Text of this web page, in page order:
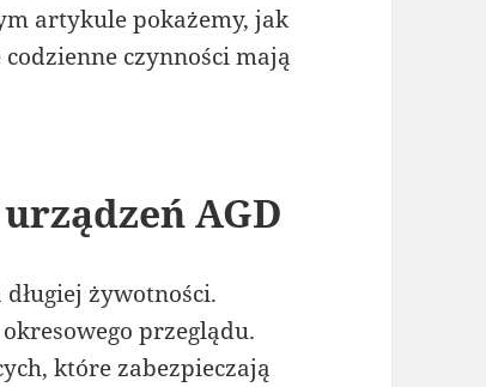
artykule pokażemy, jak
czynności mają
AGD
żywotności.
przeglądu.
które zabezpieczają